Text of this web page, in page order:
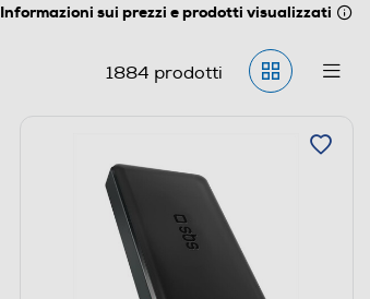
Informazioni sui prezzi e prodotti visualizzati
1884 prodotti